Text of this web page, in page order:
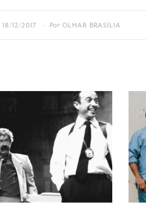
18/12/2017 • Por OLHAR BRASÍLIA